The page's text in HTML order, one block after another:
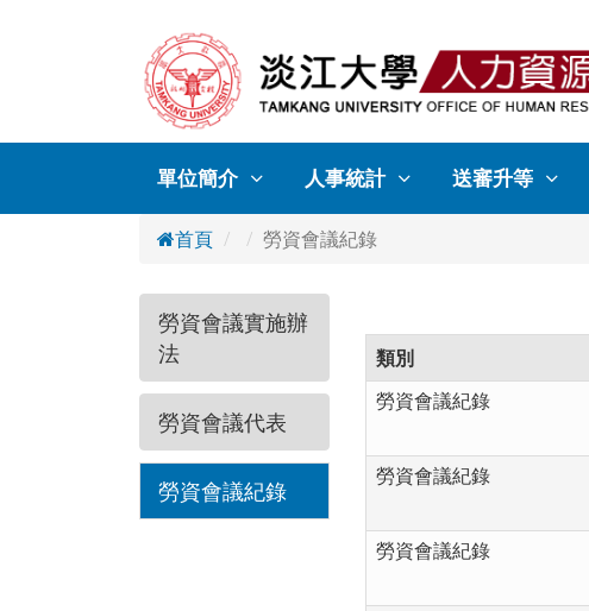
單位簡介 人事統計 送審升等
首頁 勞資會議紀錄
勞資會議實施辦
法
勞資會議代表
勞資會議紀錄
類別
勞資會議紀錄
勞資會議紀錄
勞資會議紀錄